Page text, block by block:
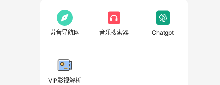
苏音导航网 音乐搜索器 Chatgpt
VIP影视解析